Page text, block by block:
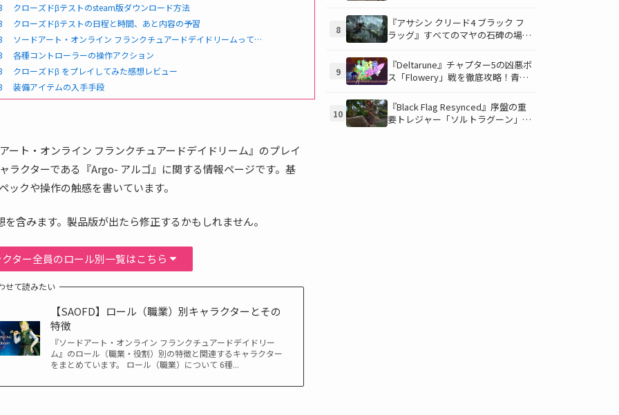
クローズドβテストのsteam版ダウンロード方法
クローズドβテストの日程と時間、あと内容の予習
ソードアート・オンライン フランクチュアードデイドリームって
どんなゲーム？システムや基本的な遊び方
各種コントローラーの操作アクション
クローズドβ をプレイしてみた感想レビュー
装備アイテムの入手手段
ート・オンライン フランクチュアードデイドリーム』のプレイ
ラクターである『Argo- アルゴ』に関する情報ページです。基
ックや操作の触感を書いています。
を含みます。製品版が出たら修正するかもしれません。
ター全員のロール別一覧はこちら
せて読みたい
【SAOFD】ロール（職業）別キャラクターとその
特徴
『ソードアート・オンライン フランクチュアードデイドリー
ム』のロール（職業・役割）別の特徴と関連するキャラクター
をまとめています。 ロール（職業）について 6種...
イルを自由にカスタマイズ！
8
『アサシン クリード4 ブラック フ
ラッグ』すべてのマヤの石碑の場所
ヤの衣装を入手して海賊ライフを有
利に進めよう！
9
『Deltarune』チャプター5の凶悪ボ
ス「Flowery」戦を徹底攻略！青い
を握る！
10
『Black Flag Resynced』序盤の重
要トレジャー「ソルトラグーン」の